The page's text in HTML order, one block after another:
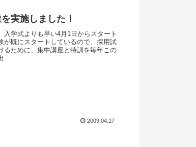
実施しました！
学式よりも早い4月1日からスタート
が既にスタートしているので、採用試
るために、集中講座と特訓を毎年この
...
2009.04.17